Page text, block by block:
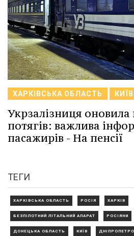
ХАРКІВСЬКА ОБЛАСТЬ КИЇВ
Укрзалізниця
потягів: важлива
пасажирів - На пенсії
ТЕГИ
ХАРКІВСЬКА ОБЛАСТЬ РОСІЯ ХАРКІВ
БЕЗПІЛОТНИЙ ЛІТАЛЬНИЙ АПАРАТ РОСІЯНИ
ДОНЕЦЬКА ОБЛАСТЬ КИЇВ